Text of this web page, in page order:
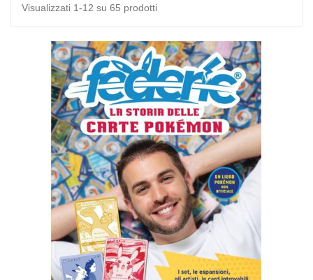
Visualizzati 1-12 su 65 prodotti